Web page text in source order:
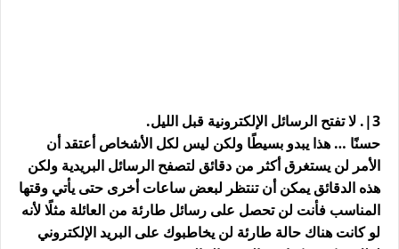
3|. لا تفتح الرسائل الإلكترونية قبل الليل.
حسنًا … هذا يبدو بسيطًا ولكن ليس لكل الأشخاص أعتقد أن
الأمر لن يستغرق أكثر من دقائق لتصفح الرسائل البريدية ولكن
هذه الدقائق يمكن أن تنتظر لبعض ساعات أخرى حتى يأتي وقتها
المناسب فأنت لن تحصل على رسائل طارئة من العائلة مثلًا لأنه
لو كانت هناك حالة طارئة لن يخاطبوك على البريد الإلكتروني